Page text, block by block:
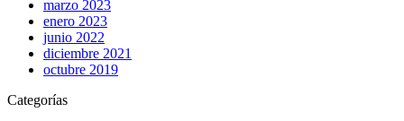
marzo 2023
enero 2023
junio 2022
diciembre 2021
octubre 2019
Categorías